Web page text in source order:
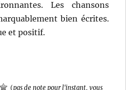
Les chansons
bien écrites.
et positif.
(pas de note pour l'instant, vous